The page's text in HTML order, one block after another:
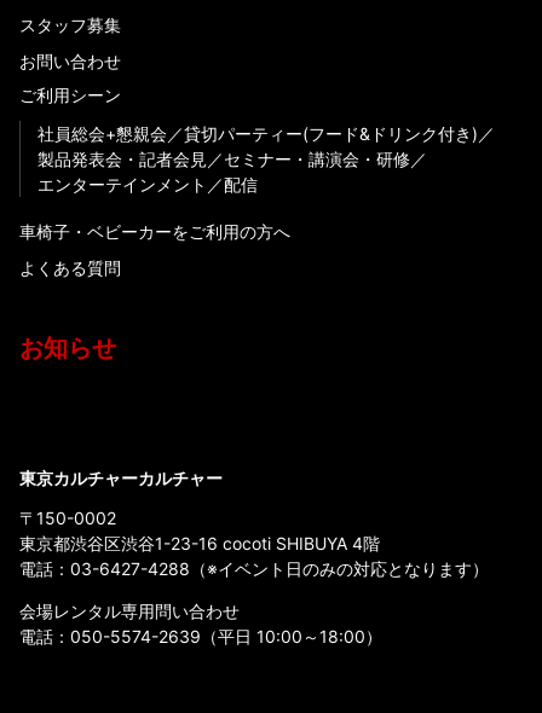
スタッフ募集
お問い合わせ
ご利用シーン
社員総会+懇親会
貸切パーティー(フード&ドリンク付き)
製品発表会・記者会見
セミナー・講演会・研修
エンターテインメント
配信
車椅子・ベビーカーをご利用の方へ
よくある質問
お知らせ
東京カルチャーカルチャー
〒150-0002
東京都渋谷区渋谷1-23-16 cocoti SHIBUYA 4階
電話： 03-6427-4288 （※イベント日のみの対応となります）
会場レンタル専用問い合わせ
電話： 050-5574-2639 （平日 10:00～18:00）